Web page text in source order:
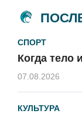
СПОРТ
Когда тело
07.08.2026
КУЛЬТУРА